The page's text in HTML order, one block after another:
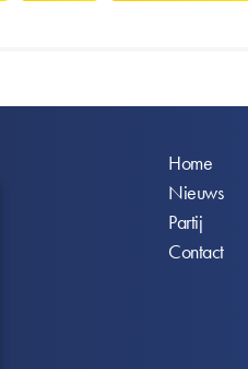
Voet
Home
Nieuws
Partij
Contact